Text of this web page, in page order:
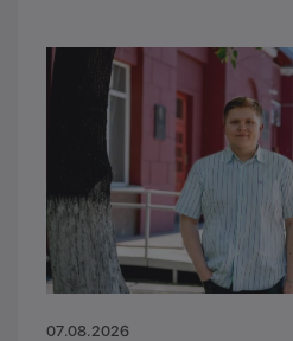
07.08.2026